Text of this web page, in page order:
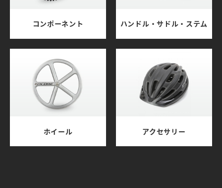
コンポーネント ハンドル・サドル・ステム
ホイール アクセサリー